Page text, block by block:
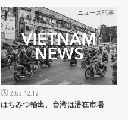
ニュース記事
2023.12.12
はちみつ輸出、台湾は潜在市場